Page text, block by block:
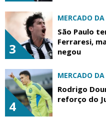
3
MERCADO
São Paulo
Ferraresi,
negou
4
MERCADO
Rodrigo
reforço do